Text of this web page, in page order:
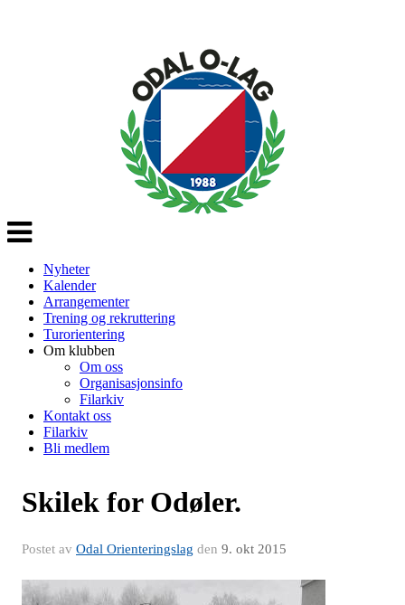
Veksle
navigasjon
Nyheter
Kalender
Arrangementer
Trening og rekruttering
Turorientering
Om klubben
Om oss
Organisasjonsinfo
Filarkiv
Kontakt oss
Filarkiv
Bli medlem
Skilek for Odøler.
Postet av Odal Orienteringslag den 9. okt 2015